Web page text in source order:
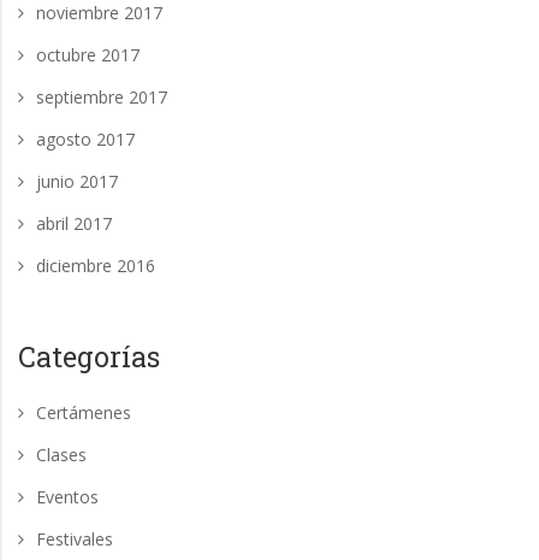
noviembre 2017
octubre 2017
septiembre 2017
agosto 2017
junio 2017
abril 2017
diciembre 2016
Categorías
Certámenes
Clases
Eventos
Festivales